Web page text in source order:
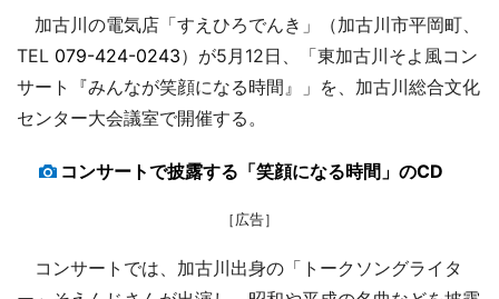
加古川の電気店「すえひろでんき」（加古川市平岡町、
TEL 079-424-0243）が5月12日、「東加古川そよ風コン
サート『みんなが笑顔になる時間』」を、加古川総合文化
センター大会議室で開催する。
コンサートで披露する「笑顔になる時間」のCD
［広告］
コンサートでは、加古川出身の「トークソングライタ